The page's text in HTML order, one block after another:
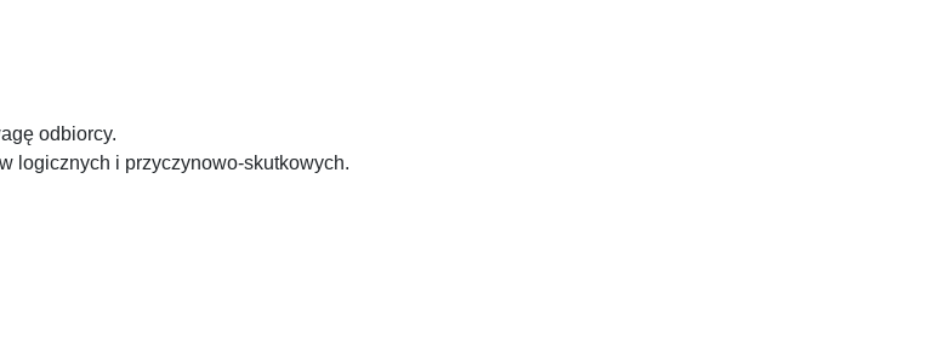
odbiorcy.
logicznych i przyczynowo-skutkowych.